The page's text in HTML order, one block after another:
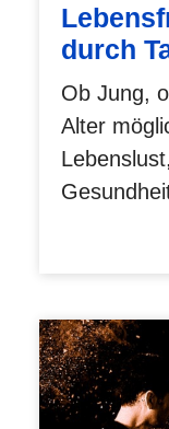
durch
Ob Jung,
Alter